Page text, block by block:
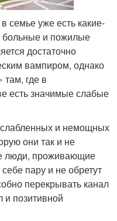
семье уже есть какие-
больные и пожилые
достаточно
вампиром, однако
там, где в
есть значимые слабые
и немощных
они так и не
люди, проживающие
пару и не обретут
перекрывать канал
и позитивной